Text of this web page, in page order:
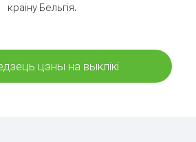
краіну Бельгія.
цэны на выклікі